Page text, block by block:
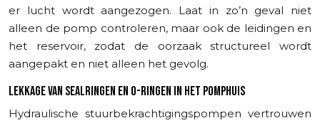
er lucht wordt aangezogen. Laat in zo’n geval niet
alleen de pomp controleren, maar ook de leidingen en
het reservoir, zodat de oorzaak structureel wordt
aangepakt en niet alleen het gevolg.
LEKKAGE VAN SEALRINGEN EN O-RINGEN IN HET POMPHUIS
Hydraulische stuurbekrachtigingspompen vertrouwen